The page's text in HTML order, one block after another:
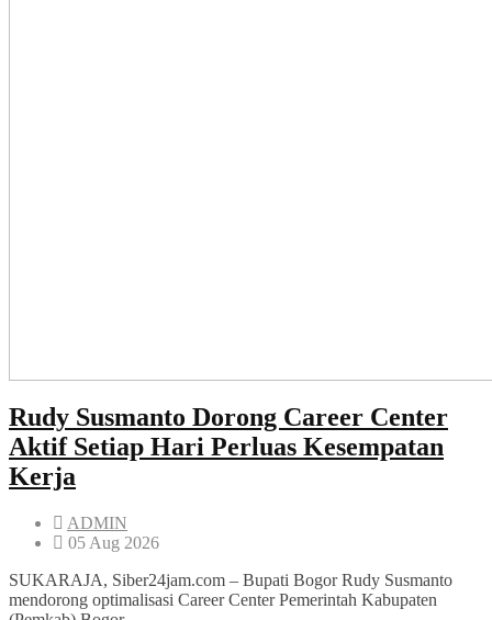
Rudy Susmanto Dorong Career Center
Aktif Setiap Hari Perluas Kesempatan
Kerja
ADMIN
05 Aug 2026
SUKARAJA, Siber24jam.com – Bupati Bogor Rudy Susmanto
mendorong optimalisasi Career Center Pemerintah Kabupaten